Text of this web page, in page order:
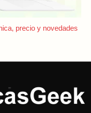
precio y novedades